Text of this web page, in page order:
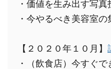
・価値を生み出す写真
・今やるべき美容室の
【２０２０年１０月】
・（飲食店）今すぐ